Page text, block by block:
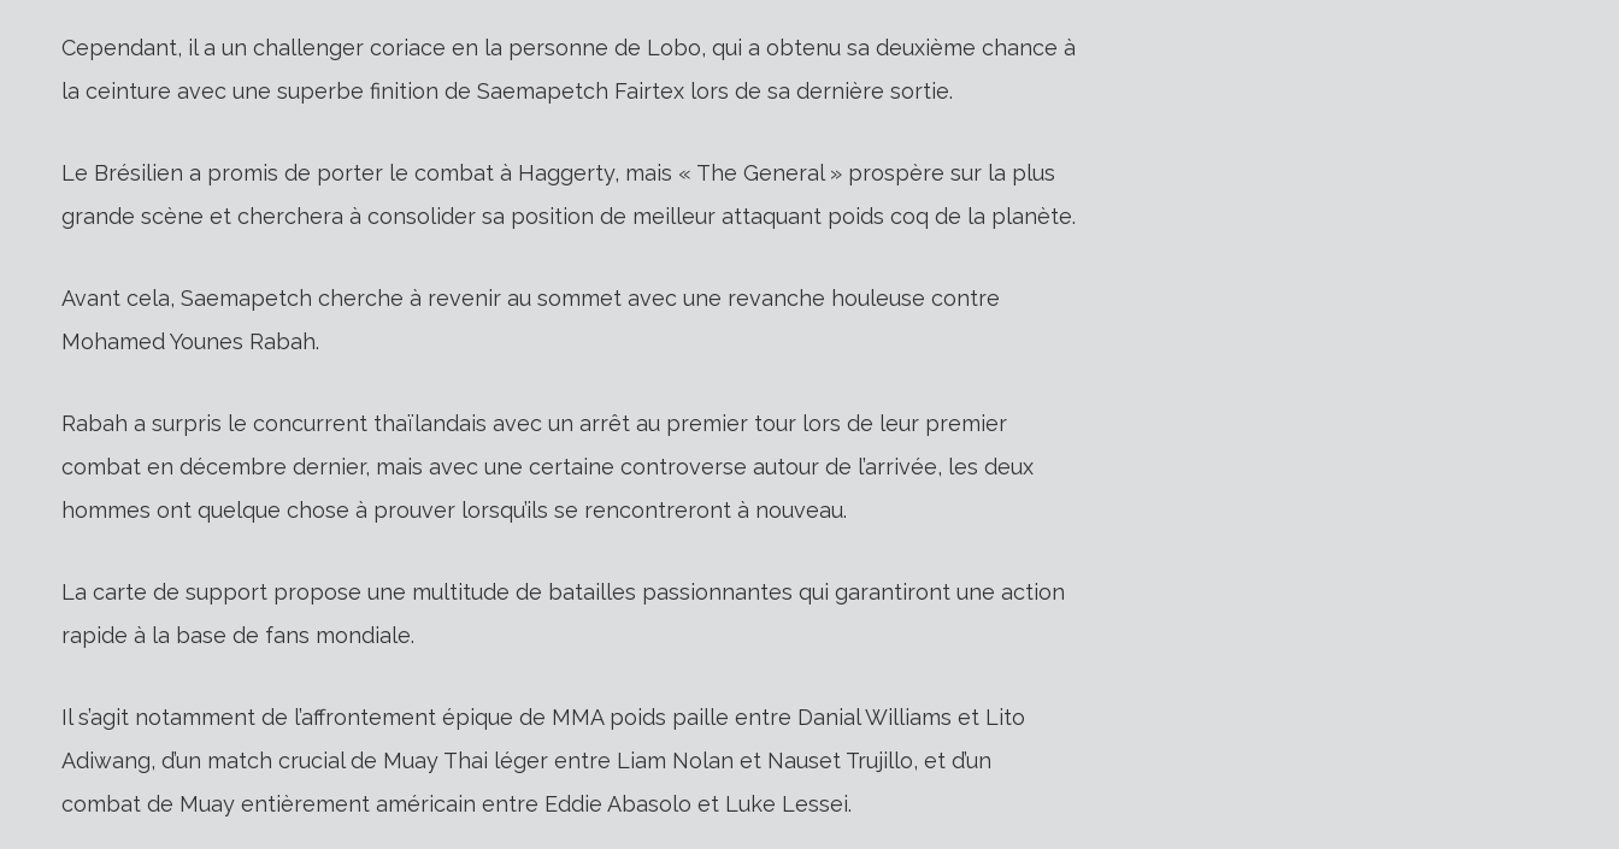
Cependant, il a un challenger coriace en la personne de Lobo, qui a obtenu sa deuxième chance à
la ceinture avec une superbe finition de Saemapetch Fairtex lors de sa dernière sortie.
Le Brésilien a promis de porter le combat à Haggerty, mais « The General » prospère sur la plus
grande scène et cherchera à consolider sa position de meilleur attaquant poids coq de la planète.
Avant cela, Saemapetch cherche à revenir au sommet avec une revanche houleuse contre
Mohamed Younes Rabah.
Rabah a surpris le concurrent thaïlandais avec un arrêt au premier tour lors de leur premier
combat en décembre dernier, mais avec une certaine controverse autour de l’arrivée, les deux
hommes ont quelque chose à prouver lorsqu’ils se rencontreront à nouveau.
La carte de support propose une multitude de batailles passionnantes qui garantiront une action
rapide à la base de fans mondiale.
Il s’agit notamment de l’affrontement épique de MMA poids paille entre Danial Williams et Lito
Adiwang, d’un match crucial de Muay Thai léger entre Liam Nolan et Nauset Trujillo, et d’un
combat de Muay entièrement américain entre Eddie Abasolo et Luke Lessei.